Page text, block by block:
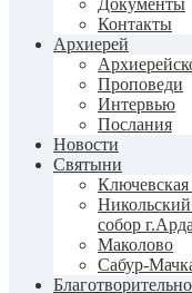
Документы
Контакты
Архиерей
Проповеди
Интервью
Послания
Новости
Святыни
собор
Маколово
Сабур-